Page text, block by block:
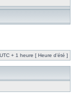
+ 1 heure [ Heure d’été ]